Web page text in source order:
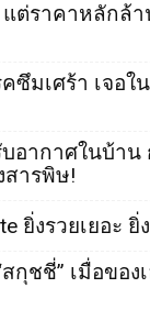
ต่ราคาหลักล้า
คซึมเศร้า เจอ
อากาศในบ้าน
สารพิษ!
ยิ่งรวยเยอะ ยิ่
สกุชชี่” เมื่อขอ